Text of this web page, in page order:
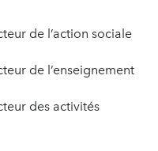
de l’action sociale
de l’enseignement
des activités